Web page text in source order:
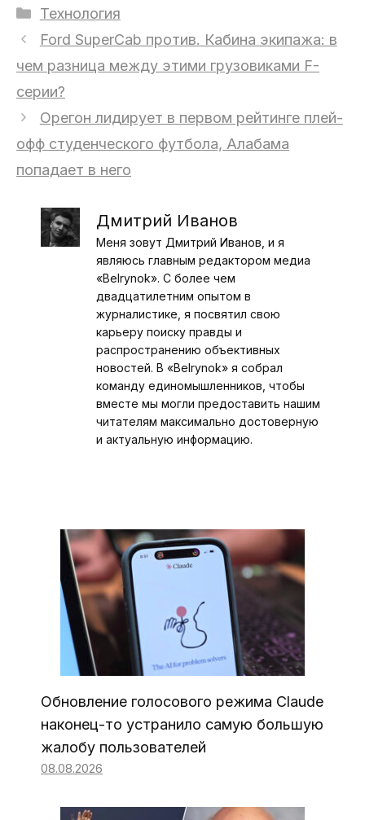
Рубрики
Технология
Ford SuperCab против. Кабина экипажа: в
чем разница между этими грузовиками F-
серии?
Орегон лидирует в первом рейтинге плей-
офф студенческого футбола, Алабама
попадает в него
Дмитрий Иванов
Меня зовут Дмитрий Иванов, и я
являюсь главным редактором медиа
«Belrynok». С более чем
двадцатилетним опытом в
журналистике, я посвятил свою
карьеру поиску правды и
распространению объективных
новостей. В «Belrynok» я собрал
команду единомышленников, чтобы
вместе мы могли предоставить нашим
читателям максимально достоверную
и актуальную информацию.
Обновление голосового режима Claude
наконец-то устранило самую большую
жалобу пользователей
08.08.2026